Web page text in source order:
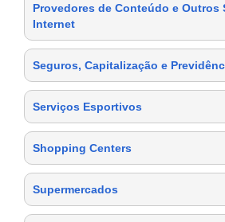
Provedores de Conteúdo e Outros
Internet
Seguros, Capitalização e
Serviços Esportivos
Shopping Centers
Supermercados